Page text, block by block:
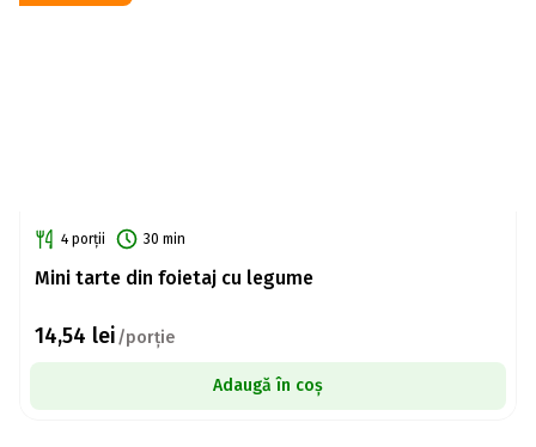
4 porții 30 min
Mini tarte din foietaj cu legume
14,54 lei/porție
Adaugă în coș